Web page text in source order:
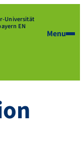
Universität
EN
Menu